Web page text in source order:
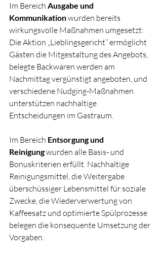
Im Bereich Ausgabe und
Kommunikation wurden bereits
wirkungsvolle Maßnahmen umgesetzt:
Die Aktion „Lieblingsgericht“ ermöglicht
Gästen die Mitgestaltung des Angebots,
belegte Backwaren werden am
Nachmittag vergünstigt angeboten, und
verschiedene Nudging-Maßnahmen
unterstützen nachhaltige
Entscheidungen im Gastraum.
Im Bereich Entsorgung und
Reinigung wurden alle Basis- und
Bonuskriterien erfüllt. Nachhaltige
Reinigungsmittel, die Weitergabe
überschüssiger Lebensmittel für soziale
Zwecke, die Wiederverwertung von
Kaffeesatz und optimierte Spülprozesse
belegen die konsequente Umsetzung der
Vorgaben.